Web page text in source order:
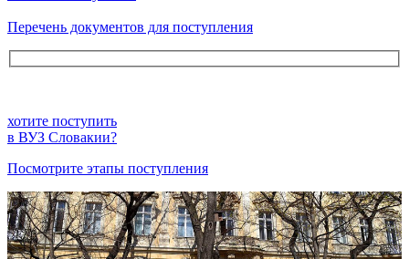
Перечень документов для поступления
хотите поступить
в ВУЗ Словакии?
Посмотрите этапы поступления